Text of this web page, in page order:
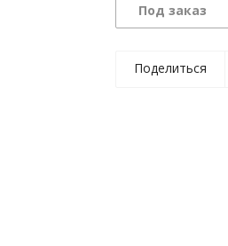
Под заказ
Поделиться